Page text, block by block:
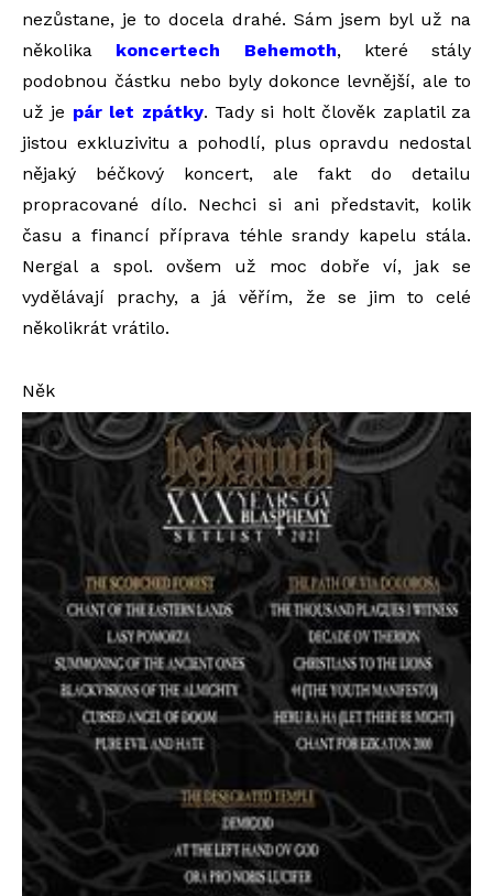
nezůstane, je to docela drahé. Sám jsem byl už na
několika koncertech Behemoth, které stály
podobnou částku nebo byly dokonce levnější, ale to
už je pár let zpátky. Tady si holt člověk zaplatil za
jistou exkluzivitu a pohodlí, plus opravdu nedostal
nějaký béčkový koncert, ale fakt do detailu
propracované dílo. Nechci si ani představit, kolik
času a financí příprava téhle srandy kapelu stála.
Nergal a spol. ovšem už moc dobře ví, jak se
vydělávají prachy, a já věřím, že se jim to celé
několikrát vrátilo.
Něk